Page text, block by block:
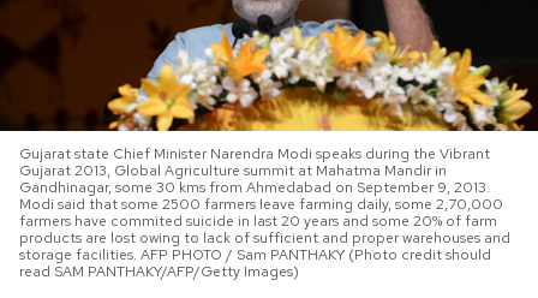
NEWSLETTER
I MIEI PREFERITI
SHOP
CALENDARIO
Gujarat state Chief Minister Narendra Modi speaks during the Vibrant
Gujarat 2013, Global Agriculture summit at Mahatma Mandir in
Gandhinagar, some 30 kms from Ahmedabad on September 9, 2013.
Modi said that some 2500 farmers leave farming daily, some 2,70,000
farmers have commited suicide in last 20 years and some 20% of farm
products are lost owing to lack of sufficient and proper warehouses and
storage facilities. AFP PHOTO / Sam PANTHAKY (Photo credit should
read SAM PANTHAKY/AFP/Getty Images)